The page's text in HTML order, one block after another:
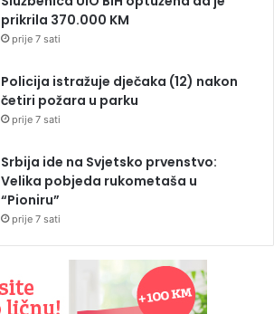
prikrila 370.000 KM
prije 7 sati
Policija istražuje dječaka (12) nakon
četiri požara u parku
prije 7 sati
Srbija ide na Svjetsko prvenstvo:
Velika pobjeda rukometaša u
“Pioniru”
prije 7 sati